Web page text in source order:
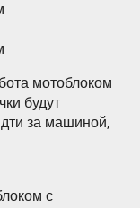
мотоблоком
будут
за машиной,
с